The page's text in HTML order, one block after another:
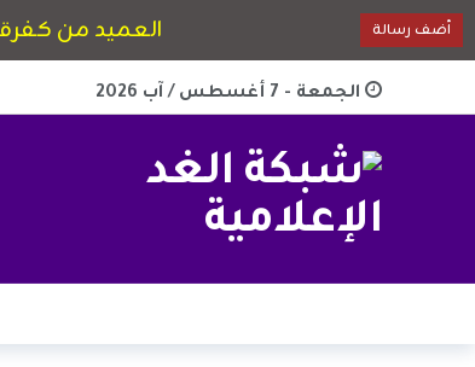
الجمعة - 7 أغسطس / آب 2026